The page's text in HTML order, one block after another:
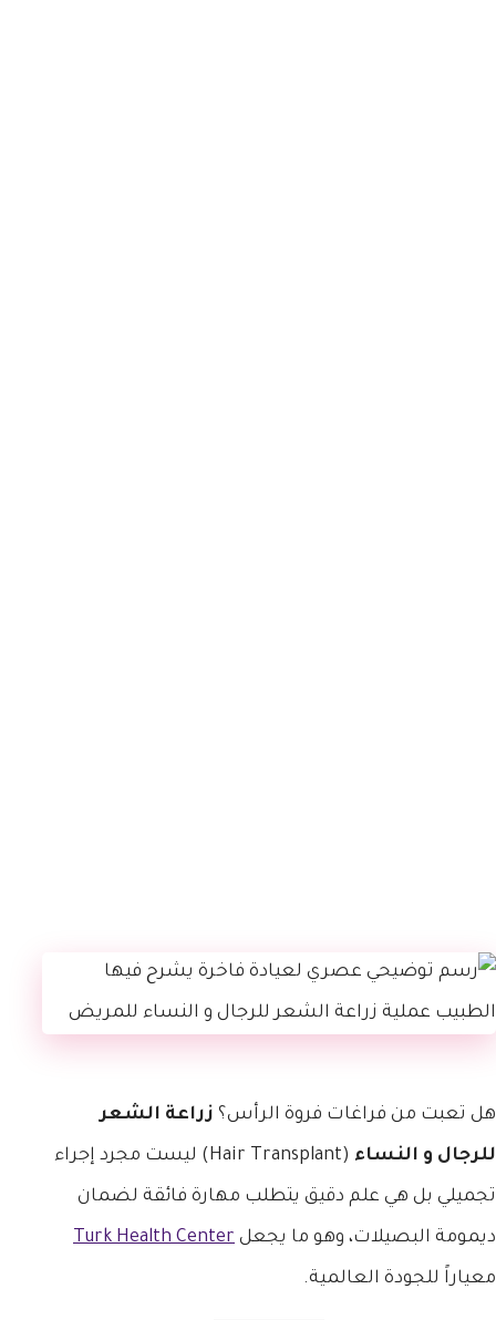
هل تعبت من فراغات فروة الرأس؟ زراعة الشعر
للرجال و النساء (Hair Transplant) ليست مجرد إجراء
تجميلي بل هي علم دقيق يتطلب مهارة فائقة لضمان
ديمومة البصيلات، وهو ما يجعل Turk Health Center
معياراً للجودة العالمية.